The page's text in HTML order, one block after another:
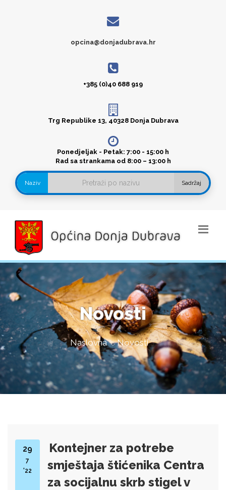
opcina@donjadubrava.hr
+385 (0)40 688 919
Trg Republike 13, 40328 Donja Dubrava
Ponedjeljak - Petak: 7:00 - 15:00 h
Rad sa strankama od 8:00 – 13:00 h
Naziv Sadržaj
Novosti
Naslovna Novosti
29
7
'22
Kontejner za potrebe
smještaja štićenika Centra
za socijalnu skrb stigel v